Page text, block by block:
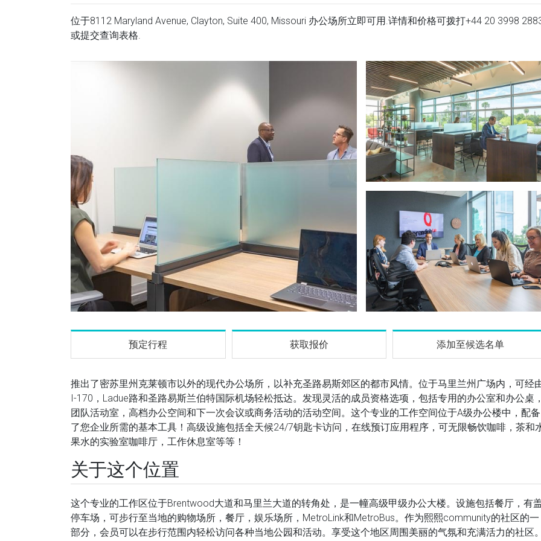
位于8112 Maryland Avenue, Clayton, Suite 400, Missouri 办公场所立即可用.详情和价格可拨打+44 20 3998
或提交查询表格.
预定行程 获取报价 添加至候选名单
推出了密苏里州克莱顿市以外的现代办公场所，以补充圣路易斯郊区的都市风情。位于马里兰州广场内，可经
I-170，Ladue路和圣路易斯兰伯特国际机场轻松抵达。发现灵活的成员资格选项，包括专用的办公室和办公桌
团队活动室，高档办公空间和下一次会议或商务活动的活动空间。这个专业的工作空间位于A级办公楼中，配备
了您企业所需的基本工具！高级设施包括全天候24/7钥匙卡访问，在线预订应用程序，可无限畅饮咖啡，茶和
果水的实验室咖啡厅，工作休息室等等！
关于这个位置
这个专业的工作区位于Brentwood大道和马里兰大道的转角处，是一幢高级甲级办公大楼。设施包括餐厅，有
停车场，可步行至当地的购物场所，餐厅，娱乐场所，MetroLink和MetroBus。作为熙熙community的社区的一
部分，会员可以在步行范围内轻松访问各种当地公园和活动。享受这个地区周围美丽的气氛和充满活力的社区